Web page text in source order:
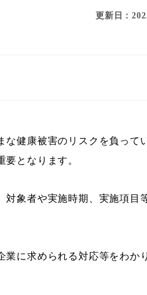
更新日：
健康被害のリスクを負って
となります。
対象者や実施時期、実施項目
に求められる対応等をわか